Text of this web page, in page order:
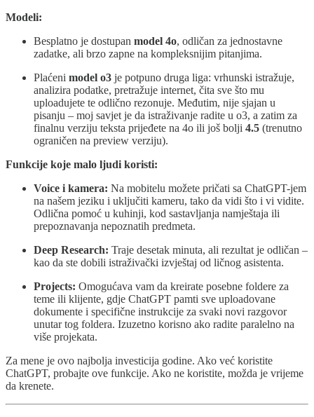
Modeli:
Besplatno je dostupan model 4o, odličan za jednostavne
zadatke, ali brzo zapne na kompleksnijim pitanjima.
Plaćeni model o3 je potpuno druga liga: vrhunski istražuje,
analizira podatke, pretražuje internet, čita sve što mu
uploadujete te odlično rezonuje. Međutim, nije sjajan u
pisanju – moj savjet je da istraživanje radite u o3, a zatim za
finalnu verziju teksta prijeđete na 4o ili još bolji 4.5 (trenutno
ograničen na preview verziju).
Funkcije koje malo ljudi koristi:
Voice i kamera: Na mobitelu možete pričati sa ChatGPT-jem
na našem jeziku i uključiti kameru, tako da vidi što i vi vidite.
Odlična pomoć u kuhinji, kod sastavljanja namještaja ili
prepoznavanja nepoznatih predmeta.
Deep Research: Traje desetak minuta, ali rezultat je odličan –
kao da ste dobili istraživački izvještaj od ličnog asistenta.
Projects: Omogućava vam da kreirate posebne foldere za
teme ili klijente, gdje ChatGPT pamti sve uploadovane
dokumente i specifične instrukcije za svaki novi razgovor
unutar tog foldera. Izuzetno korisno ako radite paralelno na
više projekata.
Za mene je ovo najbolja investicija godine. Ako već koristite
ChatGPT, probajte ove funkcije. Ako ne koristite, možda je vrijeme
da krenete.